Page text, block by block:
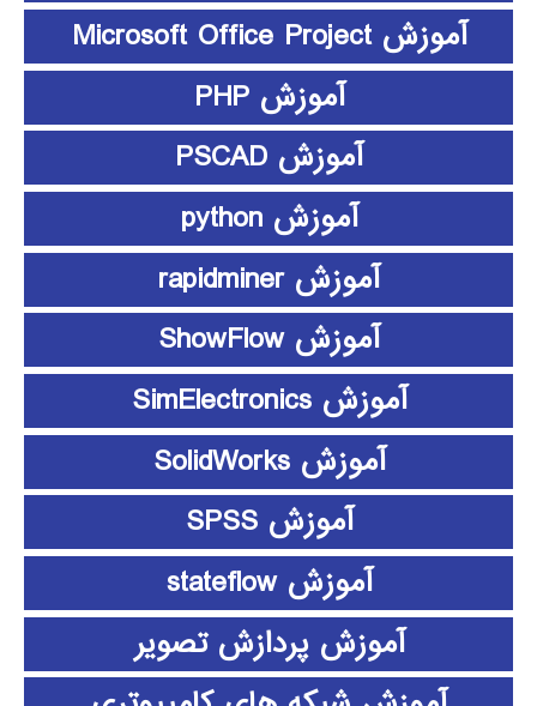
آموزش Microsoft Office Project
آموزش PHP
آموزش PSCAD
آموزش python
آموزش rapidminer
آموزش ShowFlow
آموزش SimElectronics
آموزش SolidWorks
آموزش SPSS
آموزش stateflow
آموزش پردازش تصویر